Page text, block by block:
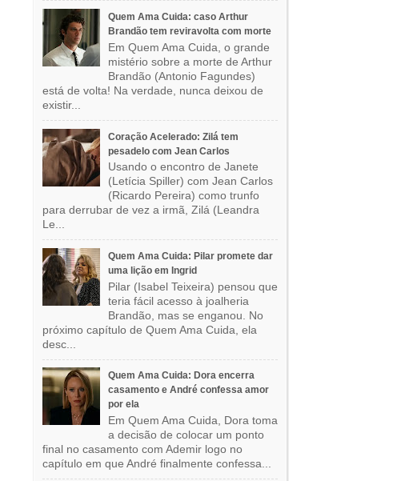
Quem Ama Cuida: caso Arthur
Brandão tem reviravolta com morte
Em Quem Ama Cuida, o grande
mistério sobre a morte de Arthur
Brandão (Antonio Fagundes)
está de volta! Na verdade, nunca deixou de
existir...
Coração Acelerado: Zilá tem
pesadelo com Jean Carlos
Usando o encontro de Janete
(Letícia Spiller) com Jean Carlos
(Ricardo Pereira) como trunfo
para derrubar de vez a irmã, Zilá (Leandra
Le...
Quem Ama Cuida: Pilar promete dar
uma lição em Ingrid
Pilar (Isabel Teixeira) pensou que
teria fácil acesso à joalheria
Brandão, mas se enganou. No
próximo capítulo de Quem Ama Cuida, ela
desc...
Quem Ama Cuida: Dora encerra
casamento e André confessa amor
por ela
Em Quem Ama Cuida, Dora toma
a decisão de colocar um ponto
final no casamento com Ademir logo no
capítulo em que André finalmente confessa...